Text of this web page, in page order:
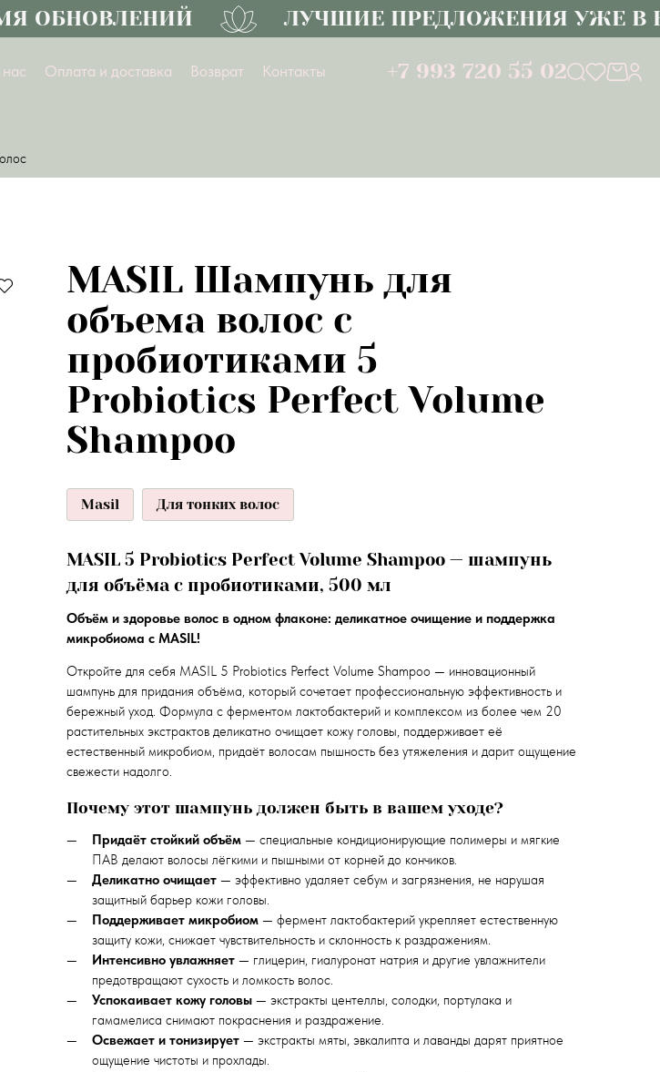
ЛУЧШИЕ ПРЕДЛОЖЕНИЯ УЖЕ В
Оплата и доставка Возврат Контакты +7 993 720 55 02
MASIL Шампунь для
объема волос с
пробиотиками 5
Probiotics Perfect Volume
Shampoo
Masil Для тонких волос
MASIL 5 Probiotics Perfect Volume Shampoo — шампунь
для объёма с пробиотиками, 500 мл
Объём и здоровье волос в одном флаконе: деликатное очищение и поддержка
микробиома с MASIL!
Откройте для себя MASIL 5 Probiotics Perfect Volume Shampoo — инновационный
шампунь для придания объёма, который сочетает профессиональную эффективность и
бережный уход. Формула с ферментом лактобактерий и комплексом из более чем 20
растительных экстрактов деликатно очищает кожу головы, поддерживает её
естественный микробиом, придаёт волосам пышность без утяжеления и дарит ощущение
свежести надолго.
Почему этот шампунь должен быть в вашем уходе?
Придаёт стойкий объём— специальные кондиционирующие полимеры и мягкие
ПАВ делают волосы лёгкими и пышными от корней до кончиков.
Деликатно очищает— эффективно удаляет себум и загрязнения, не нарушая
защитный барьер кожи головы.
Поддерживает микробиом— фермент лактобактерий укрепляет естественную
защиту кожи, снижает чувствительность и склонность к раздражениям.
Интенсивно увлажняет— глицерин, гиалуронат натрия и другие увлажнители
предотвращают сухость и ломкость волос.
Успокаивает кожу головы— экстракты центеллы, солодки, портулака и
гамамелиса снимают покраснения и раздражение.
Освежает и тонизирует— экстракты мяты, эвкалипта и лаванды дарят приятное
ощущение чистоты и прохлады.